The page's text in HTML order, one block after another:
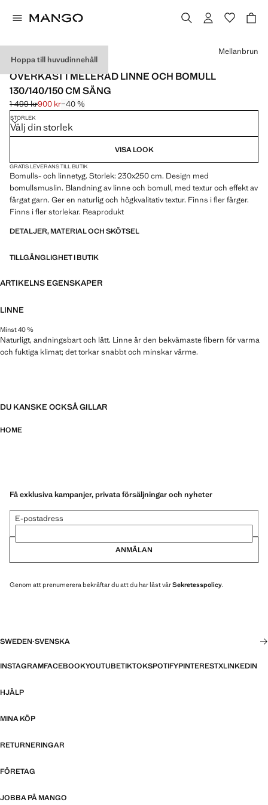
Hoppa till huvudinnehåll
LINNE / MADE IN PORTUGAL
ÖVERKAST I MELERAD LINNE OCH BOMULL
130/140/150 CM SÄNG
Ursprungligt pris överstruket [1 499 kr ]
1 499 kr
Gällande pris [900 kr ]
900 kr−40 %
Välj en färg
Mellanbrun
STORLEK
Välj din storlek
VISA LOOK
GRATIS LEVERANS TILL BUTIK
Bomulls- och linnetyg. Storlek: 230x250 cm. Design med
bomullsmuslin. Blandning av linne och bomull, med textur och effekt av
färgat garn. Ger en naturlig och högkvalitativ textur. Finns i fler färger.
Finns i fler storlekar. Reaprodukt
DETALJER, MATERIAL OCH SKÖTSEL
TILLGÄNGLIGHET I BUTIK
ARTIKELNS EGENSKAPER
LINNE
Minst 40 %
Naturligt, andningsbart och lätt. Linne är den bekvämaste fibern för varma
och fuktiga klimat; det torkar snabbt och minskar värme.
DU KANSKE OCKSÅ GILLAR
HOME
Få exklusiva kampanjer, privata försäljningar och nyheter
E-postadress
ANMÄLAN
Genom att prenumerera bekräftar du att du har läst vårSekretesspolicy.
SWEDEN·SVENSKA
INSTAGRAMFACEBOOKYOUTUBETIKTOKSPOTIFYPINTERESTXLINKEDIN
HJÄLP
MINA KÖP
RETURNERINGAR
FÖRETAG
JOBBA PÅ MANGO